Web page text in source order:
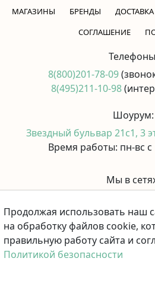
МАГАЗИНЫ БРЕНДЫ ДОСТАВКА
CОГЛАШЕНИЕ
8(800)201-78-09
8(495)211-10-98
Шоурум:
Звездный бульвар 21с1, 3
Время работы: пн-вс с
Мы в
Принимаем к
Продолжая использовать наш
на обработку файлов cookie,
правильную работу сайта и
Политикой безопасности